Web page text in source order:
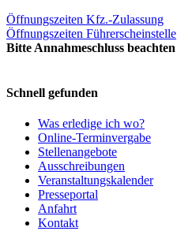
Öffnungszeiten Kfz.-Zulassung
Öffnungszeiten Führerscheinstelle
Bitte Annahmeschluss beachten
Schnell gefunden
Was erledige ich wo?
Online-Terminvergabe
Stellenangebote
Ausschreibungen
Veranstaltungskalender
Presseportal
Anfahrt
Kontakt